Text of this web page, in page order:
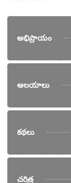
అభిప్రాయం
ఆలయాలు
కథలు
చరిత్ర